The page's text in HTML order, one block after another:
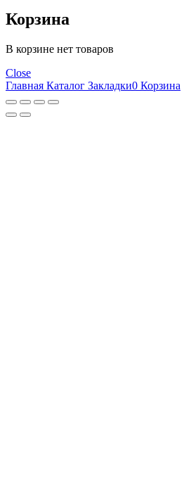
Корзина
В корзине нет товаров
Close
Главная Каталог Закладки0 Корзина